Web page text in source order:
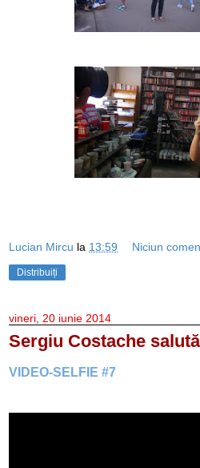
Lucian Mircu la 13:59 Niciun
Distribuiți
vineri, 20 iunie 2014
Sergiu Costache
VIDEO-SELFIE #7